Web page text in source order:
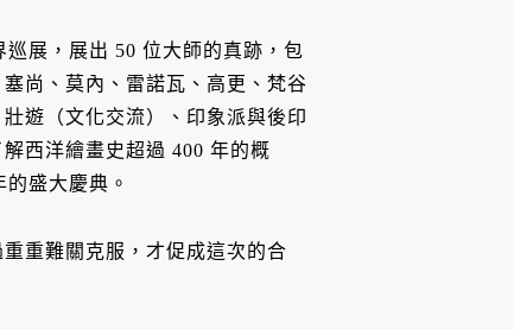
展，展出 50 位大師的真跡，包
尚、莫內、雷諾瓦、高更、梵谷
遊（文化交流）、印象派與後印
西洋繪畫史超過 400 年的概
盛大慶典。
重難關克服，才促成這次的合